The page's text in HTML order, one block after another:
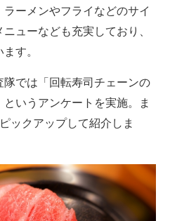
ーメンやフライなどのサイ
ューなども充実しており、
す。
では「回転寿司チェーンの
いうアンケートを実施。ま
ックアップして紹介しま